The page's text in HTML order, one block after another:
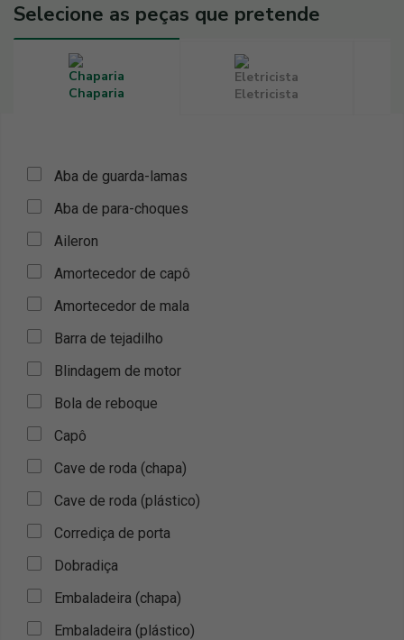
Selecione as peças que pretende
Chaparia Eletricista
Aba de guarda-lamas
Aba de para-choques
Aileron
Amortecedor de capô
Amortecedor de mala
Barra de tejadilho
Blindagem de motor
Bola de reboque
Capô
Cave de roda (chapa)
Cave de roda (plástico)
Corrediça de porta
Dobradiça
Embaladeira (chapa)
Embaladeira (plástico)